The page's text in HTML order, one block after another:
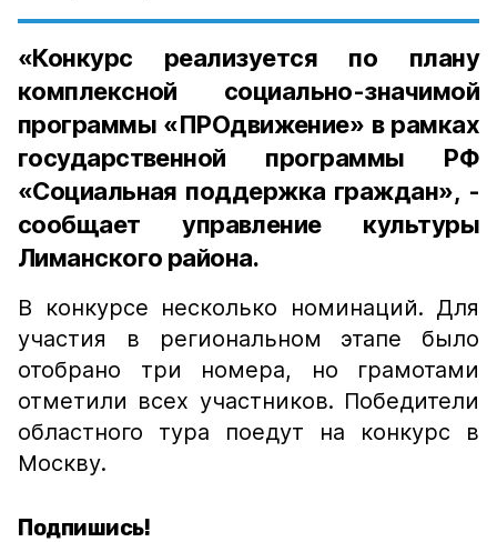
«Конкурс реализуется по плану
комплексной социально-значимой
программы «ПРОдвижение» в рамках
государственной программы РФ
«Социальная поддержка граждан», -
сообщает управление культуры
Лиманского района.
В конкурсе несколько номинаций. Для
участия в региональном этапе было
отобрано три номера, но грамотами
отметили всех участников. Победители
областного тура поедут на конкурс в
Москву.
Подпишись!